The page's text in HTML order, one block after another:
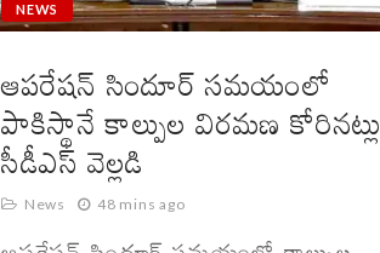
NEWS
ఆపరేషన్‌ సిందూర్‌ సమయంలో
పాకిస్థానే కాల్పుల విరమణ కోరినట్లు
సీడీఎస్‌ వెల్లడి
News 48 mins ago